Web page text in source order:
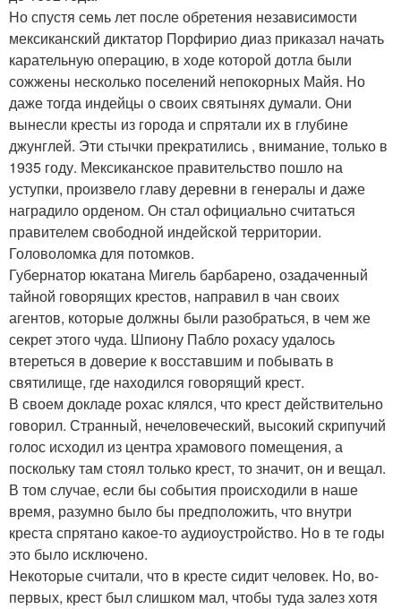
Но спустя семь лет после обретения независимости
мексиканский диктатор Порфирио диаз приказал начать
карательную операцию, в ходе которой дотла были
сожжены несколько поселений непокорных Майя. Но
даже тогда индейцы о своих святынях думали. Они
вынесли кресты из города и спрятали их в глубине
джунглей. Эти стычки прекратились , внимание, только в
1935 году. Мексиканское правительство пошло на
уступки, произвело главу деревни в генералы и даже
наградило орденом. Он стал официально считаться
правителем свободной индейской территории.
Головоломка для потомков.
Губернатор юкатана Мигель барбарено, озадаченный
тайной говорящих крестов, направил в чан своих
агентов, которые должны были разобраться, в чем же
секрет этого чуда. Шпиону Пабло рохасу удалось
втереться в доверие к восставшим и побывать в
святилище, где находился говорящий крест.
В своем докладе рохас клялся, что крест действительно
говорил. Странный, нечеловеческий, высокий скрипучий
голос исходил из центра храмового помещения, а
поскольку там стоял только крест, то значит, он и вещал.
В том случае, если бы события происходили в наше
время, разумно было бы предположить, что внутри
креста спрятано какое-то аудиоустройство. Но в те годы
это было исключено.
Некоторые считали, что в кресте сидит человек. Но, во-
первых, крест был слишком мал, чтобы туда залез хотя